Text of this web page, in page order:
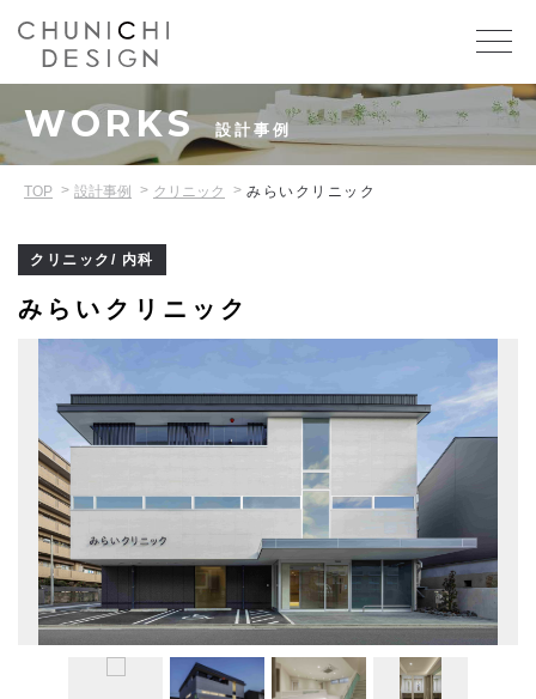
WORKS 設計事例
TOP 設計事例 クリニック みらいクリニック
クリニック/ 内科
みらいクリニック